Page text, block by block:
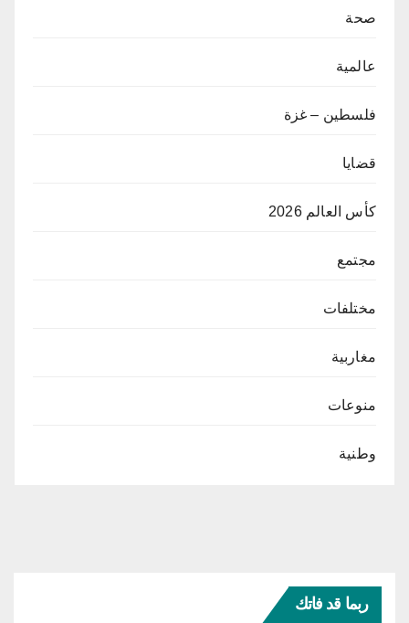
صحة
عالمية
فلسطين – غزة
قضايا
كأس العالم 2026
مجتمع
مختلفات
مغاربية
منوعات
وطنية
ربما قد فاتك